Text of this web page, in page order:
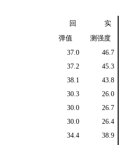
回
弹值
实
测强度
37.0
46.7
37.2
45.3
38.1
43.8
30.3
26.0
30.0
26.7
30.0
26.4
34.4
38.9